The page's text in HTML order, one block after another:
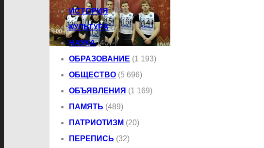
ИСТОРИЯ(489)
КУЛЬТУРА(2 312)
НАУКА(40)
ОБРАЗОВАНИЕ (1 193)
ОБЩЕСТВО (5 696)
ОБЪЯВЛЕНИЯ (1 169)
ПАМЯТЬ (489)
ПАТРИОТИЗМ (20)
ПЕРЕПИСЬ (32)